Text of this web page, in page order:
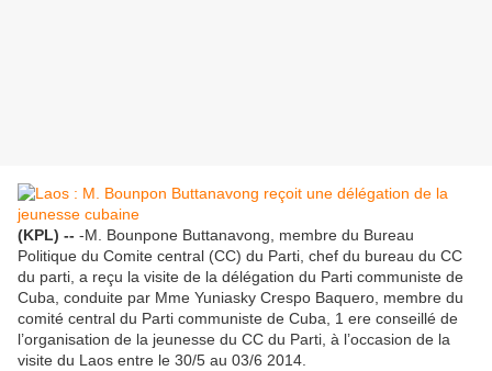
(KPL) -- -M. Bounpone Buttanavong, membre du Bureau
Politique du Comite central (CC) du Parti, chef du bureau du CC
du parti, a reçu la visite de la délégation du Parti communiste de
Cuba, conduite par Mme Yuniasky Crespo Baquero, membre du
comité central du Parti communiste de Cuba, 1 ere conseillé de
l’organisation de la jeunesse du CC du Parti, à l’occasion de la
visite du Laos entre le 30/5 au 03/6 2014.